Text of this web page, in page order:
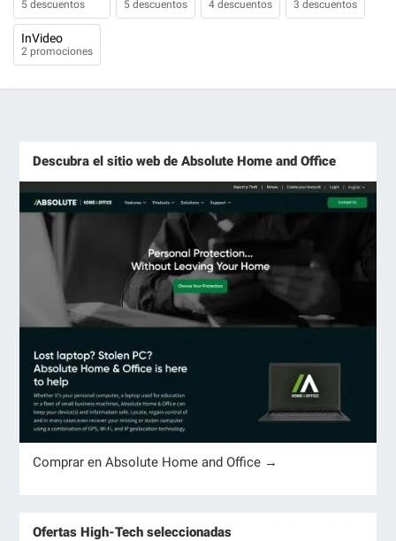
5 descuentos 5 descuentos 4 descuentos 3 descuentos
InVideo
2 promociones
Descubra el sitio web de Absolute Home and Office
Comprar en Absolute Home and Office →
Ofertas High-Tech seleccionadas